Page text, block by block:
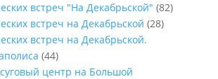
встреч "На Декабрьской" (82)
встреч на Декабрьской (28)
встреч на Декабрьской.
(44)
центр на Большой